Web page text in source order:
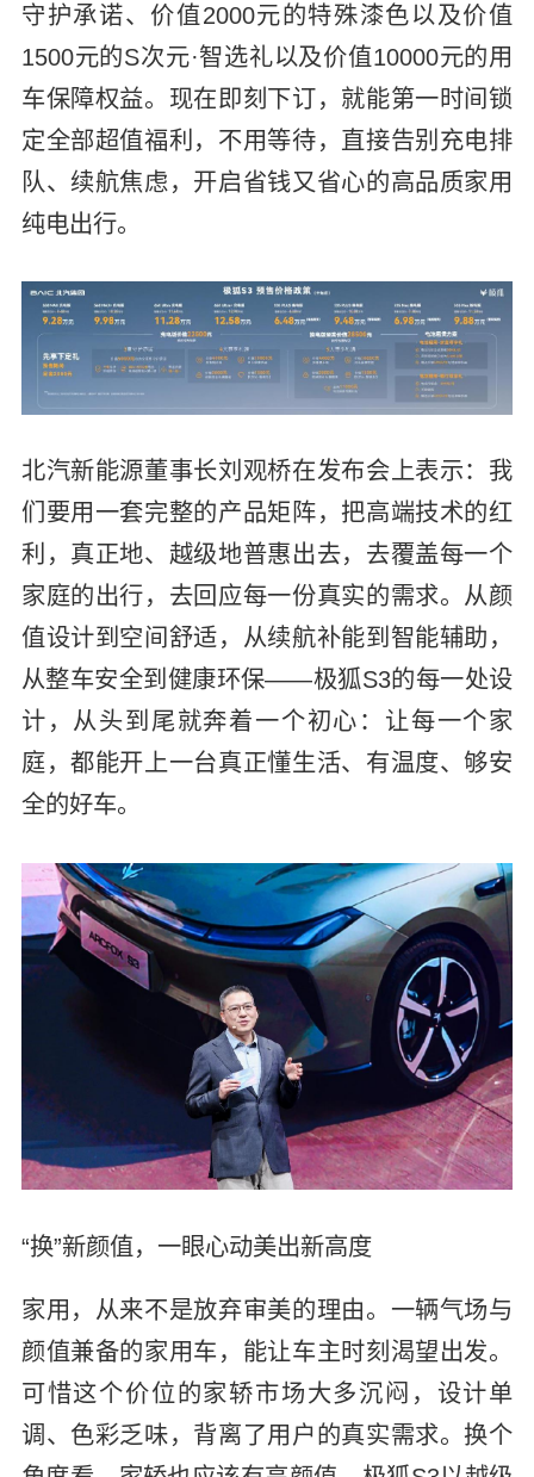
守护承诺、价值2000元的特殊漆色以及价值
1500元的S次元·智选礼以及价值10000元的用
车保障权益。现在即刻下订，就能第一时间锁
定全部超值福利，不用等待，直接告别充电排
队、续航焦虑，开启省钱又省心的高品质家用
纯电出行。
北汽新能源董事长刘观桥在发布会上表示：我
们要用一套完整的产品矩阵，把高端技术的红
利，真正地、越级地普惠出去，去覆盖每一个
家庭的出行，去回应每一份真实的需求。从颜
值设计到空间舒适，从续航补能到智能辅助，
从整车安全到健康环保——极狐S3的每一处设
计，从头到尾就奔着一个初心：让每一个家
庭，都能开上一台真正懂生活、有温度、够安
全的好车。
“换”新颜值，一眼心动美出新高度
家用，从来不是放弃审美的理由。一辆气场与
颜值兼备的家用车，能让车主时刻渴望出发。
可惜这个价位的家轿市场大多沉闷，设计单
调、色彩乏味，背离了用户的真实需求。换个